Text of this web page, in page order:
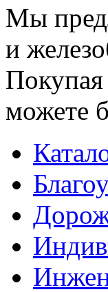
Мы
и
Покупая
можете